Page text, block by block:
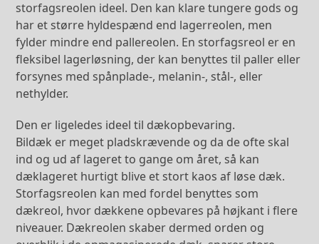
storfagsreolen ideel. Den kan klare tungere gods og
har et større hyldespænd end lagerreolen, men
fylder mindre end pallereolen. En storfagsreol er en
fleksibel lagerløsning, der kan benyttes til paller eller
forsynes med spånplade-, melanin-, stål-, eller
nethylder.
Den er ligeledes ideel til dækopbevaring.
Bildæk er meget pladskrævende og da de ofte skal
ind og ud af lageret to gange om året, så kan
dæklageret hurtigt blive et stort kaos af løse dæk.
Storfagsreolen kan med fordel benyttes som
dækreol, hvor dækkene opbevares på højkant i flere
niveauer. Dækreolen skaber dermed orden og